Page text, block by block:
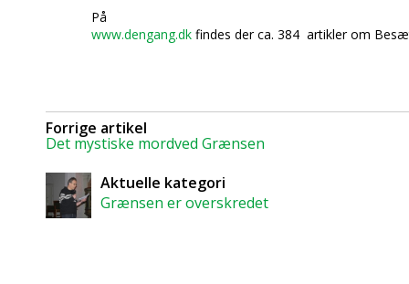
På
www.dengang.dk findes der ca. 384 artikler om
Forrige artikel
Det mystiske mordved Grænsen
Aktuelle kategori
Grænsen er overskredet